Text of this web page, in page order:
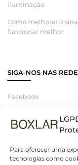
Para oferecer uma
tecnologias como
iluminação
Como melhorar o
funcionar melhor
SIGA-NOS NAS
Facebook
Linkedin